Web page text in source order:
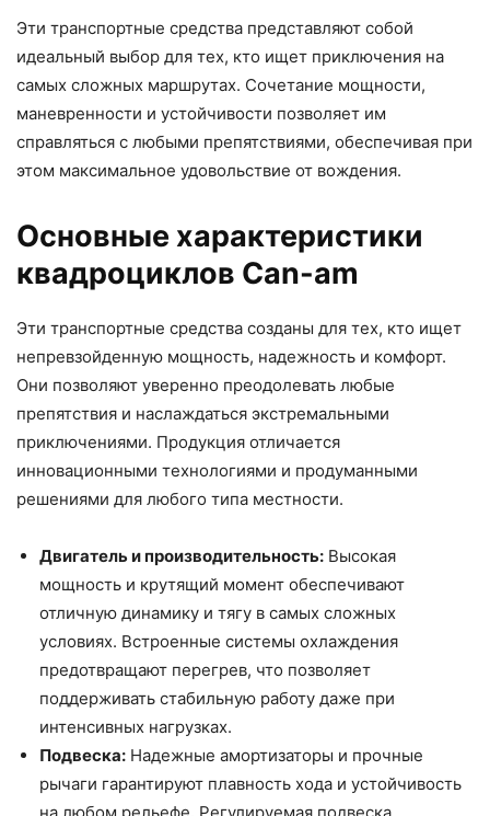
Эти транспортные средства представляют собой
идеальный выбор для тех, кто ищет приключения на
самых сложных маршрутах. Сочетание мощности,
маневренности и устойчивости позволяет им
справляться с любыми препятствиями, обеспечивая при
этом максимальное удовольствие от вождения.
Основные характеристики
квадроциклов Can-am
Эти транспортные средства созданы для тех, кто ищет
непревзойденную мощность, надежность и комфорт.
Они позволяют уверенно преодолевать любые
препятствия и наслаждаться экстремальными
приключениями. Продукция отличается
инновационными технологиями и продуманными
решениями для любого типа местности.
Двигатель и производительность: Высокая
мощность и крутящий момент обеспечивают
отличную динамику и тягу в самых сложных
условиях. Встроенные системы охлаждения
предотвращают перегрев, что позволяет
поддерживать стабильную работу даже при
интенсивных нагрузках.
Подвеска: Надежные амортизаторы и прочные
рычаги гарантируют плавность хода и устойчивость